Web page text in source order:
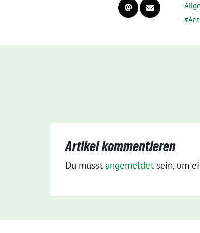
Artikel kommentieren
Du musst angemeldet sein, um